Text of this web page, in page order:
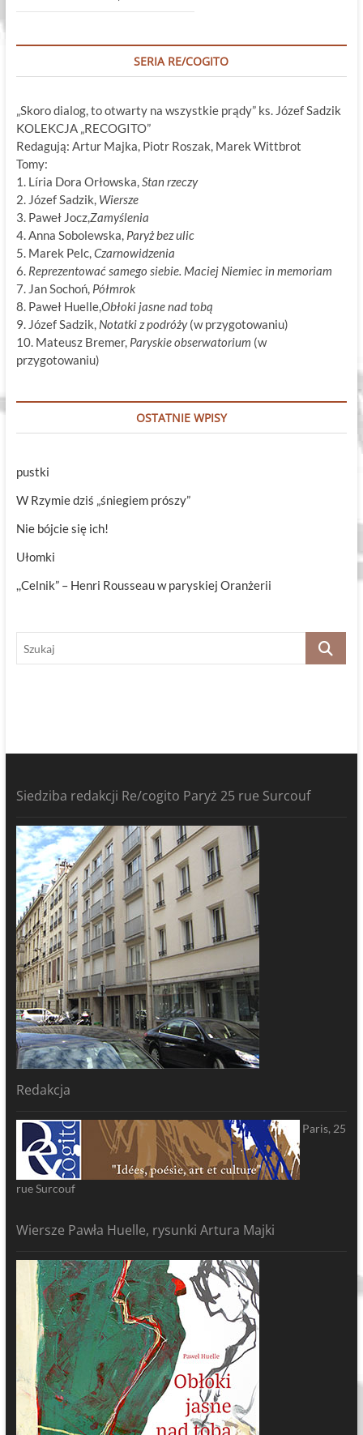
SERIA RE/COGITO
„Skoro dialog, to otwarty na wszystkie prądy” ks. Józef Sadzik
KOLEKCJA „RECOGITO”
Redagują: Artur Majka, Piotr Roszak, Marek Wittbrot
Tomy:
1. Líria Dora Orłowska,Stan rzeczy
2. Józef Sadzik, Wiersze
3. Paweł Jocz,Zamyślenia
4. Anna Sobolewska, Paryż bez ulic
5. Marek Pelc,Czarnowidzenia
6. Reprezentować samego siebie. Maciej Niemiec in memoriam
7. Jan Sochoń, Półmrok
8. Paweł Huelle,Obłoki jasne nad tobą
9. Józef Sadzik, Notatki z podróży(w przygotowaniu)
10. Mateusz Bremer, Paryskie obserwatorium (w
przygotowaniu)
OSTATNIE WPISY
pustki
W Rzymie dziś „śniegiem prószy”
Nie bójcie się ich!
Ułomki
,,Celnik” – Henri Rousseau w paryskiej Oranżerii
Szukaj
Siedziba redakcji Re/cogito Paryż 25 rue Surcouf
Redakcja
Paris, 25
rue Surcouf
Wiersze Pawła Huelle, rysunki Artura Majki